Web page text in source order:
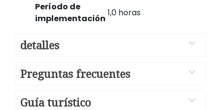
Período de
implementación
1,0 horas
detalles
Preguntas frecuentes
Guía turístico